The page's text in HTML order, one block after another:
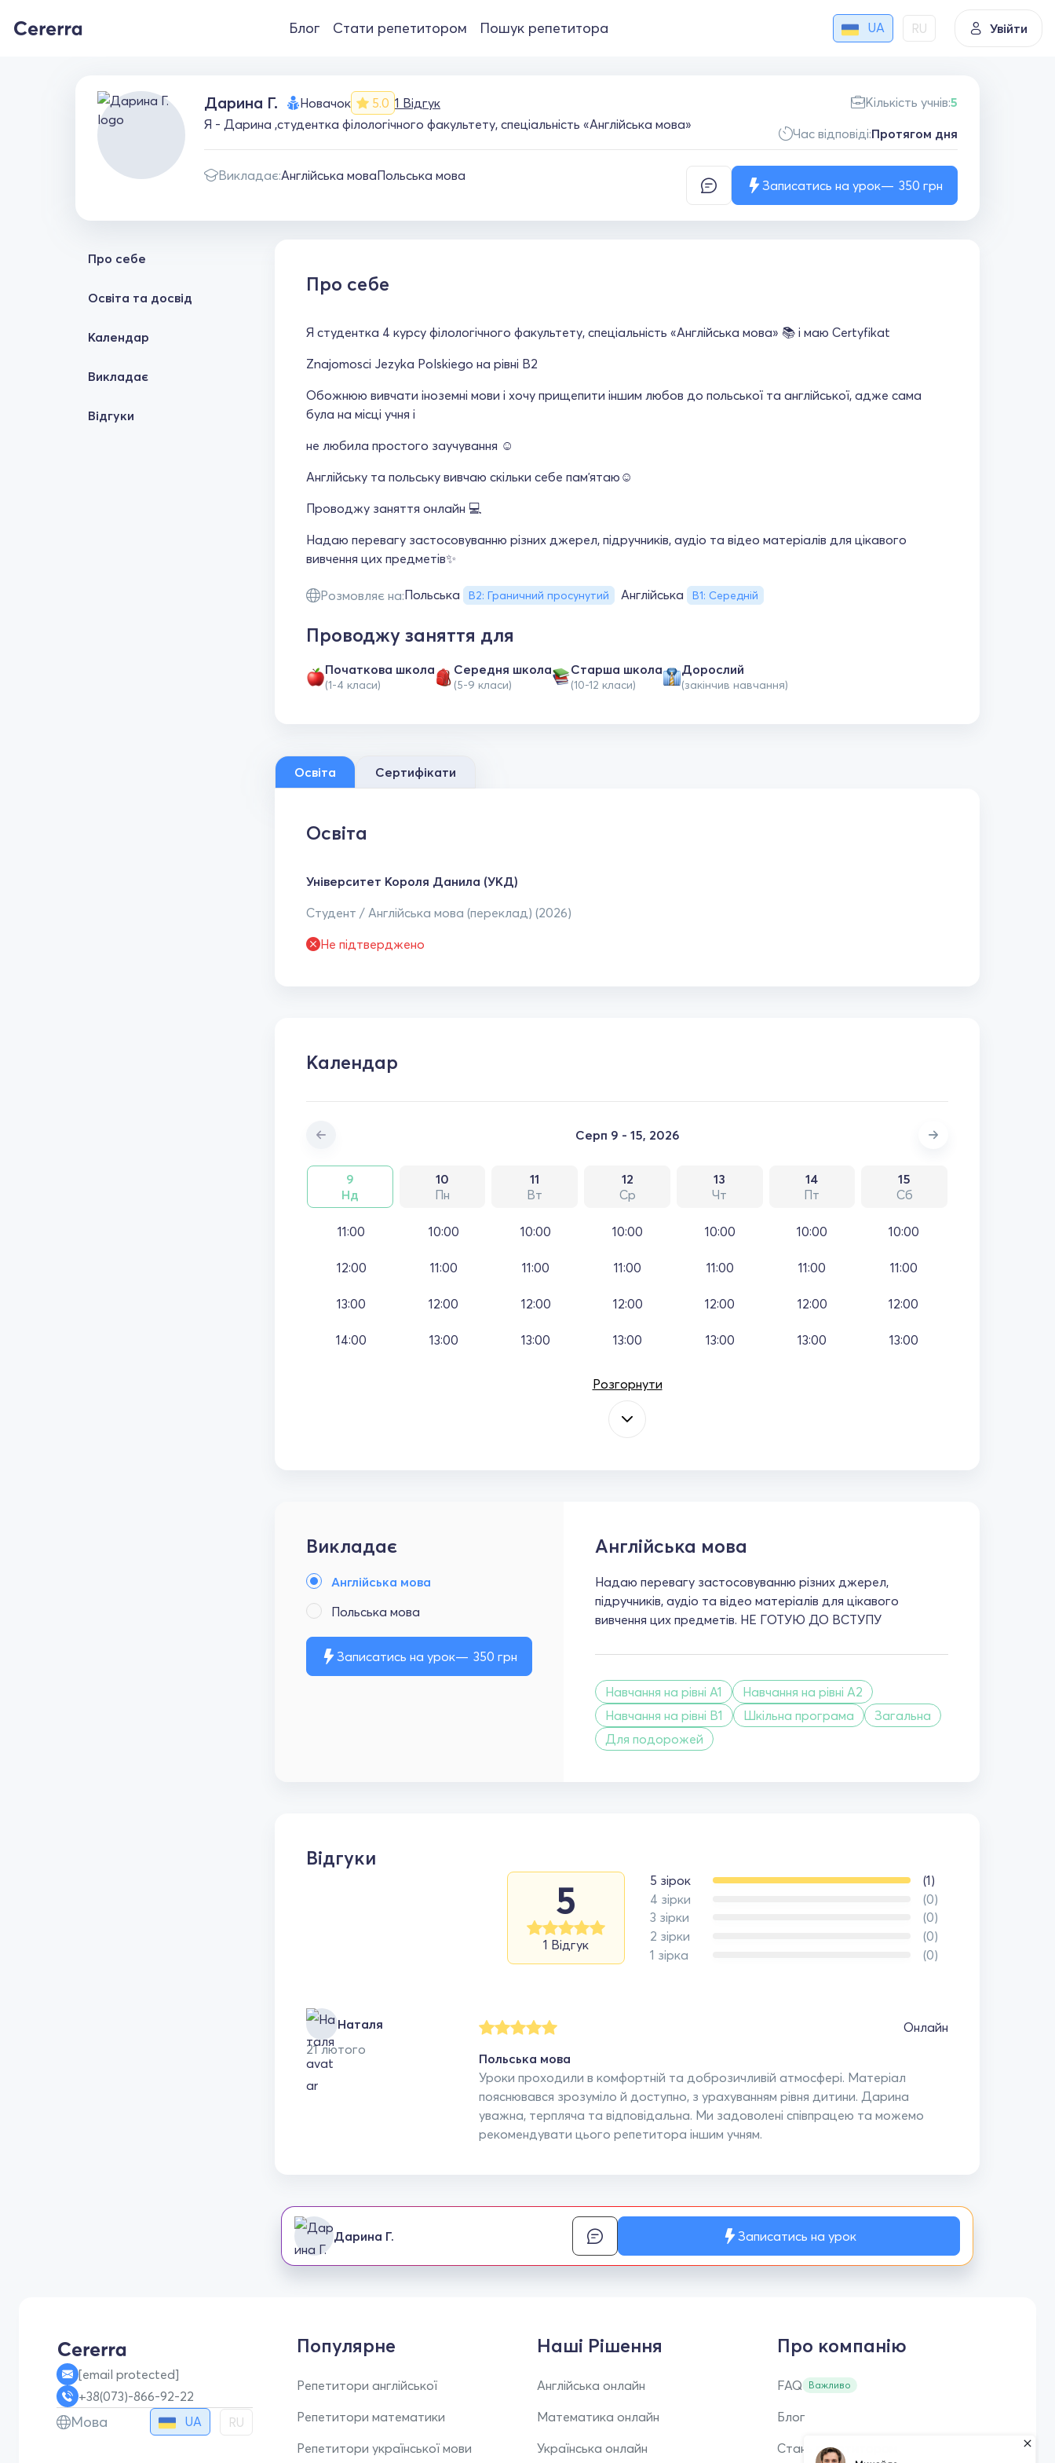
Блог Стати репетитором Пошук репетитора UA RU Увійти
Дарина Г. Новачок 5.0 1 Відгук
Я - Дарина ,студентка філологічного факультету, спеціальність «Англійська мова»
Викладає:Англійська моваПольська мова
Кількість учнів:5
Час відповіді:Протягом дня
Записатись на урок 350 грн
Про себе
Освіта та досвід
Календар
Викладає
Відгуки
Про себе
Я студентка 4 курсу філологічного факультету, спеціальність «Англійська мова» 📚 і маю Certyfikat
Znajomosci Jezyka Polskiego на рівні B2
Обожнюю вивчати іноземні мови і хочу прищепити іншим любов до польської та англійської, адже сама
була на місці учня і
не любила простого заучування ☺️
Англійську та польську вивчаю скільки себе памʼятаю☺️
Проводжу заняття онлайн 💻
Надаю перевагу застосовуванню різних джерел, підручників, аудіо та відео матеріалів для цікавого
вивчення цих предметів✨
Розмовляє на:Польська B2: Граничний просунутий Англійська В1: Середній
Проводжу заняття для
Початкова школа
(1-4 класи)
Середня школа
(5-9 класи)
Старша школа
(10-12 класи)
Дорослий
(закінчив навчання)
Освіта Сертифікати
Освіта
Університет Короля Данила (УКД)
Студент / Англійська мова (переклад) (2026)
Не підтверджено
Календар
Серп 9 - 15, 2026
9
Нд
10
Пн
11
Вт
12
Ср
13
Чт
14
Пт
15
Сб
11:00
12:00
13:00
14:00
10:00
11:00
12:00
13:00
10:00
11:00
12:00
13:00
10:00
11:00
12:00
13:00
10:00
11:00
12:00
13:00
10:00
11:00
12:00
13:00
10:00
11:00
12:00
13:00
Розгорнути
Викладає
Англійська мова
Польська мова
Записатись на урок 350 грн
Англійська мова
Надаю перевагу застосовуванню різних джерел,
підручників, аудіо та відео матеріалів для цікавого
вивчення цих предметів. НЕ ГОТУЮ ДО ВСТУПУ
Навчання на рівні A1
Навчання на рівні A2
Навчання на рівні B1
Шкільна програма
Загальна
Для подорожей
Відгуки
5
1 Відгук
5 зірок
(1)
4 зірки
(0)
3 зірки
(0)
2 зірки
(0)
1 зірка
(0)
Наталя
21 лютого
Онлайн
Польська мова
Уроки проходили в комфортній та доброзичливій атмосфері. Матеріал
пояснювався зрозуміло й доступно, з урахуванням рівня дитини. Дарина
уважна, терпляча та відповідальна. Ми задоволені співпрацею та можемо
рекомендувати цього репетитора іншим учням.
Дарина Г. Записатись на урок
[email protected]
+38(073)-866-92-22
Мова UA RU
Популярне
Репетитори англійської
Репетитори математики
Репетитори української мови
Наші Рішення
Англійська онлайн
Математика онлайн
Українська онлайн
Про компанію
FAQ Важливо
Блог
Стань репетитором